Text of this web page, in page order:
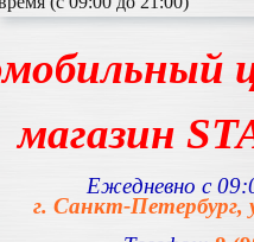
магазин
Ежедневно с
г. Санкт-Петербург,